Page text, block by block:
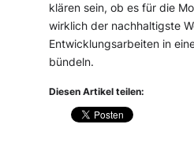
klären sein, ob es für die
wirklich der nachhaltigste
Entwicklungsarbeiten in
bündeln.
Diesen Artikel teilen: